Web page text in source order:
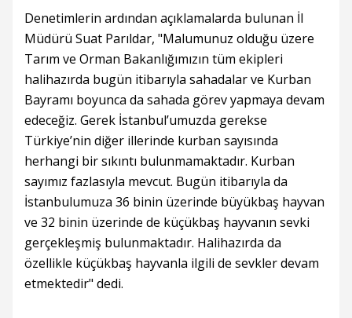
Denetimlerin ardından açıklamalarda bulunan İl
Müdürü Suat Parıldar, "Malumunuz olduğu üzere
Tarım ve Orman Bakanlığımızın tüm ekipleri
halihazırda bugün itibarıyla sahadalar ve Kurban
Bayramı boyunca da sahada görev yapmaya devam
edeceğiz. Gerek İstanbul’umuzda gerekse
Türkiye’nin diğer illerinde kurban sayısında
herhangi bir sıkıntı bulunmamaktadır. Kurban
sayımız fazlasıyla mevcut. Bugün itibarıyla da
İstanbulumuza 36 binin üzerinde büyükbaş hayvan
ve 32 binin üzerinde de küçükbaş hayvanın sevki
gerçekleşmiş bulunmaktadır. Halihazırda da
özellikle küçükbaş hayvanla ilgili de sevkler devam
etmektedir" dedi.